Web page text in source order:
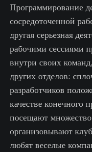
Программирование
сосредоточенной
другая серьезная
рабочими сессиями
внутри своих
других отделов:
разработчиков
качестве конечного
посещают
организовывают
любят веселые